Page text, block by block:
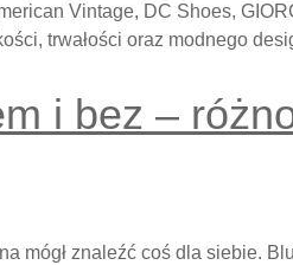
Vintage, DC Shoes,
trwałości oraz modnego
i bez –
mógł znaleźć coś dla siebie.